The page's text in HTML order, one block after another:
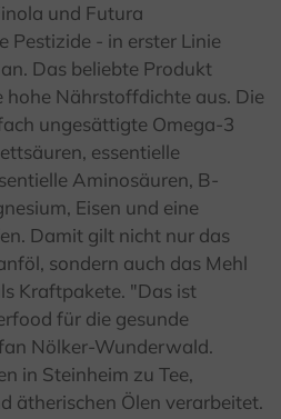
und Futura
Pestizide - in erster Linie
Das beliebte Produkt
hohe Nährstoffdichte aus. Die
ungesättigte Omega-3
essentielle
Aminosäuren, B-
Eisen und eine
Damit gilt nicht nur das
sondern auch das Mehl
Kraftpakete. "Das ist
für die gesunde
Nölker-Wunderwald.
in Steinheim zu Tee,
ätherischen Ölen verarbeitet.